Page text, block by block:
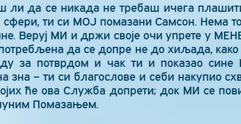
ли да се никада не требаш ичега
сфери, ти си МОЈ помазани Самсон. Нема
Веруј МИ и држи своје очи упрете у
да се допре не до хиљада,
за потврдом и чак ти и показао сине
зна – ти си благослове и себи накупио
ће ова Служба допрети; док МИ се
Помазањем.